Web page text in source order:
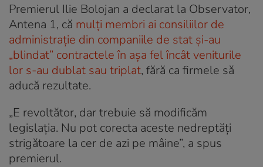
Premierul Ilie Bolojan a declarat la Observator,
Antena 1, că mulți membri ai consiliilor de
administrație din companiile de stat și-au
„blindat” contractele în așa fel încât veniturile
lor s-au dublat sau triplat, fără ca firmele să
aducă rezultate.
„E revoltător, dar trebuie să modificăm
legislația. Nu pot corecta aceste nedreptăți
strigătoare la cer de azi pe mâine”, a spus
premierul.